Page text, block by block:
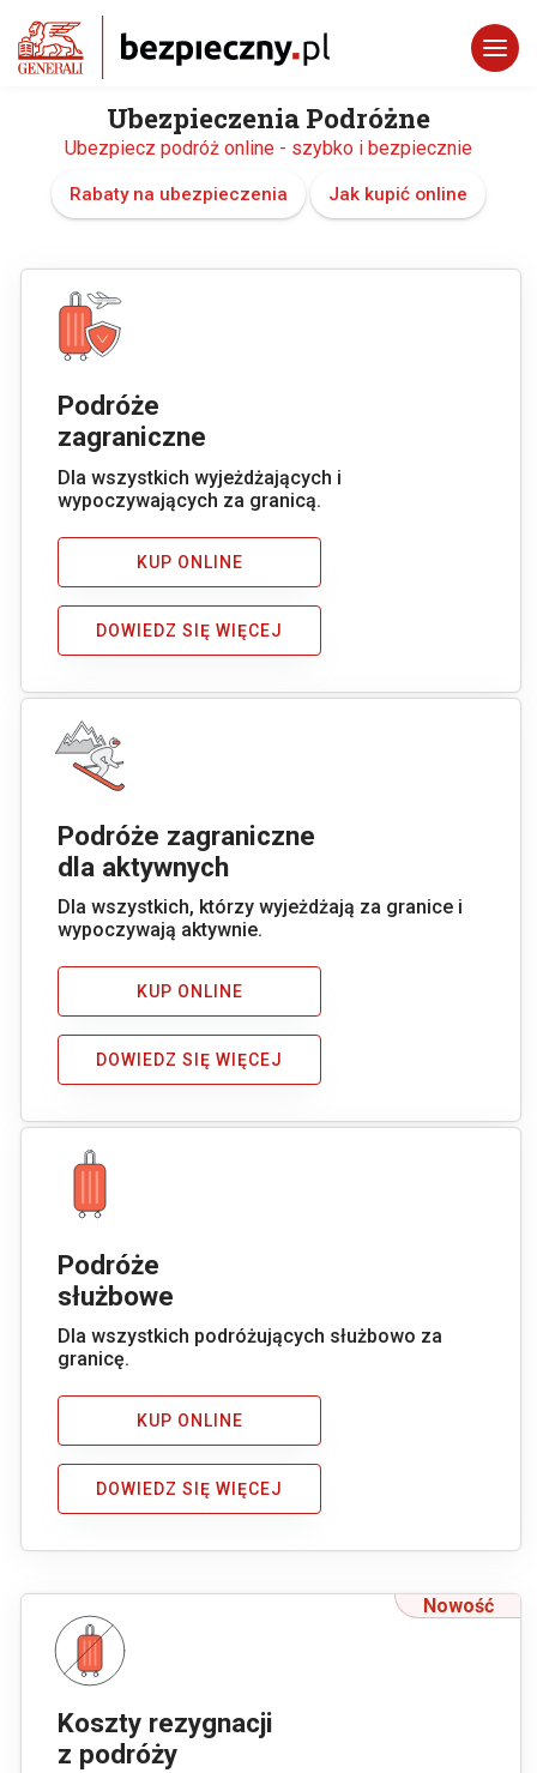
Ubezpieczenia Podróżne
Ubezpiecz podróż online - szybko i bezpiecznie
Rabaty na ubezpieczenia Jak kupić online
Podróże
zagraniczne
Dla wszystkich wyjeżdżających i
wypoczywających za granicą.
KUP ONLINE
DOWIEDZ SIĘ WIĘCEJ
Podróże zagraniczne
dla aktywnych
Dla wszystkich, którzy wyjeżdżają za granice i
wypoczywają aktywnie.
KUP ONLINE
DOWIEDZ SIĘ WIĘCEJ
Podróże
służbowe
Dla wszystkich podróżujących służbowo za
granicę.
KUP ONLINE
DOWIEDZ SIĘ WIĘCEJ
Koszty rezygnacji
z podróży
Nowość